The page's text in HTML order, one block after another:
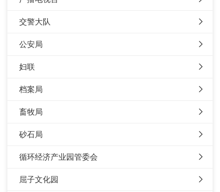
交警大队
公安局
妇联
档案局
畜牧局
砂石局
循环经济产业园管委会
屈子文化园